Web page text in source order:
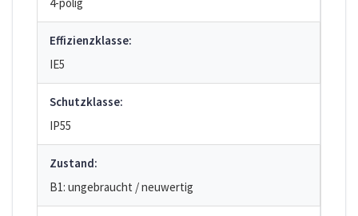
Effizienzklasse:
IE5
Schutzklasse:
IP55
Zustand:
B1: ungebraucht / neuwertig